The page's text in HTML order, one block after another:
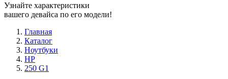
Узнайте характеристики
вашего девайса по его модели!
Главная
Каталог
Ноутбуки
HP
250 G1